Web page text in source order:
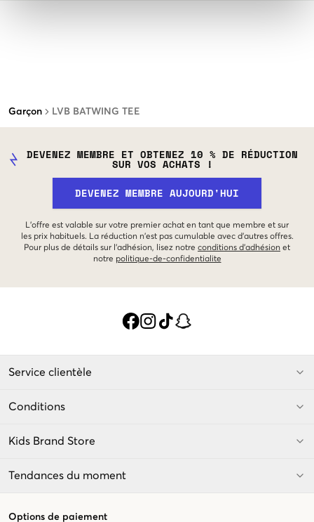
Garçon LVB BATWING TEE
DEVENEZ MEMBRE ET OBTENEZ 10 % DE RÉDUCTION
SUR VOS ACHATS !
DEVENEZ MEMBRE AUJOURD'HUI
L'offre est valable sur votre premier achat en tant que membre et sur
les prix habituels. La réduction n'est pas cumulable avec d'autres offres.
Pour plus de détails sur l'adhésion, lisez notre conditions d'adhésion et
notre politique-de-confidentialite
Service clientèle
Conditions
Kids Brand Store
Tendances du moment
Options de paiement